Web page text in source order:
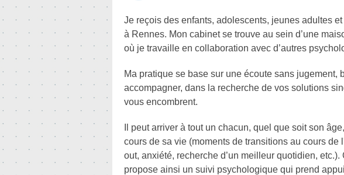
Je reçois des enfants, adolescents, jeunes adultes
à Rennes. Mon cabinet se trouve au sein d’une
où je travaille en collaboration avec d’autres
Ma pratique se base sur une écoute sans
accompagner, dans la recherche de vos solutions
vous encombrent.
Il peut arriver à tout un chacun, quel que soit son
cours de sa vie (moments de transitions au cours de
out, anxiété, recherche d’un meilleur quotidien,
propose ainsi un suivi psychologique qui prend